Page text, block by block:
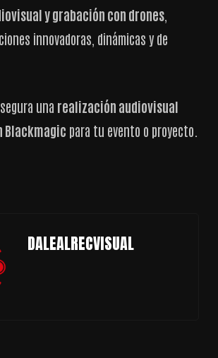
y grabación con drones,
innovadoras, dinámicas y de
una realización audiovisual
Blackmagic para tu evento o proyecto.
DALEALRECVISUAL